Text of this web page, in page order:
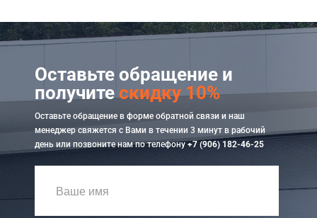
Оставьте обращение и
получитескидку 10%
Оставьте обращение в форме обратной связи и наш
менеджер свяжется с Вами в течении 3 минут в рабочий
день или позвоните нам по телефону+7 (906) 182-46-25